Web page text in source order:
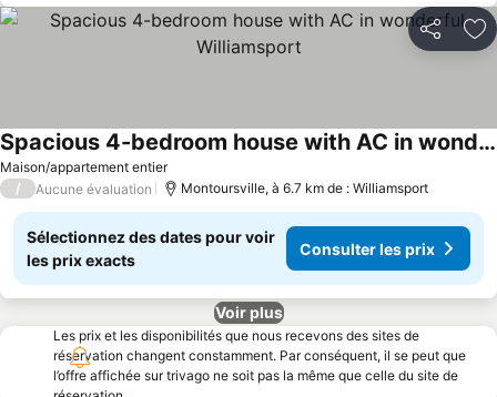
Partager
Maison/appartement entier
Spacious 4-bedroom house with AC in wonderful Williamsport
Consulter les prix
/ Aucune évaluation Montoursville, à 6.7 km de : Williamsport
Sélectionnez des dates pour voir
les prix exacts
Consulter les prix
Voir plus
Les prix et les disponibilités que nous recevons des sites de
réservation changent constamment. Par conséquent, il se peut que
l’offre affichée sur trivago ne soit pas la même que celle du site de